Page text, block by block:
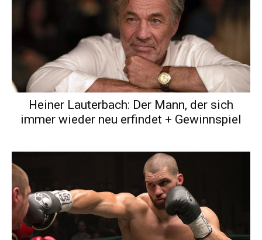
Heiner Lauterbach: Der Mann, der sich
immer wieder neu erfindet + Gewinnspiel